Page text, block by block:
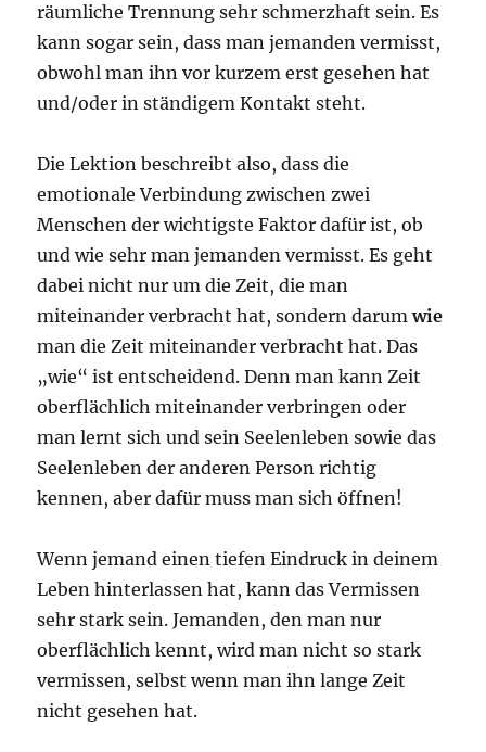
räumliche Trennung sehr schmerzhaft sein. Es
kann sogar sein, dass man jemanden vermisst,
obwohl man ihn vor kurzem erst gesehen hat
und/oder in ständigem Kontakt steht.
Die Lektion beschreibt also, dass die
emotionale Verbindung zwischen zwei
Menschen der wichtigste Faktor dafür ist, ob
und wie sehr man jemanden vermisst. Es geht
dabei nicht nur um die Zeit, die man
miteinander verbracht hat, sondern darumwie
man die Zeit miteinander verbracht hat. Das
„wie“ ist entscheidend. Denn man kann Zeit
oberflächlich miteinander verbringen oder
man lernt sich und sein Seelenleben sowie das
Seelenleben der anderen Person richtig
kennen, aber dafür muss man sich öffnen!
Wenn jemand einen tiefen Eindruck in deinem
Leben hinterlassen hat, kann das Vermissen
sehr stark sein. Jemanden, den man nur
oberflächlich kennt, wird man nicht so stark
vermissen, selbst wenn man ihn lange Zeit
nicht gesehen hat.